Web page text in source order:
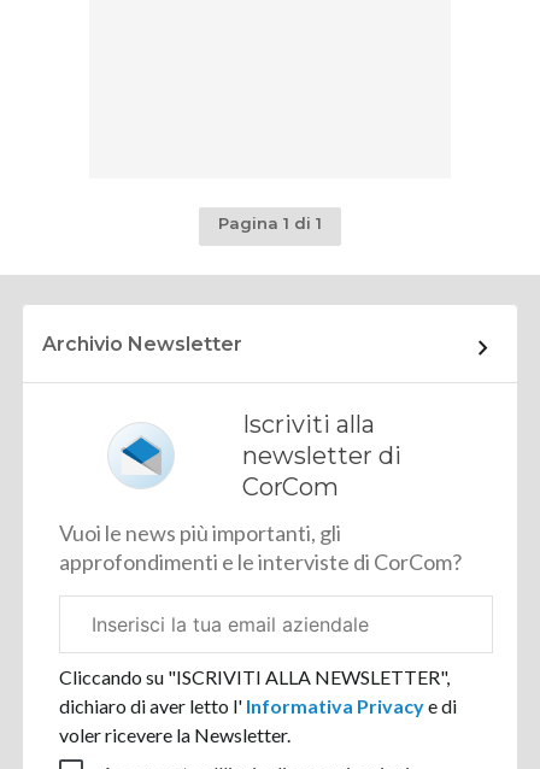
Pagina 1 di 1
Archivio Newsletter
Iscriviti alla
newsletter di
CorCom
Vuoi le news più importanti, gli
approfondimenti e le interviste di CorCom?
aziendale
Cliccando su "ISCRIVITI ALLA NEWSLETTER",
dichiaro di aver letto l' Informativa Privacye di
voler ricevere la Newsletter.